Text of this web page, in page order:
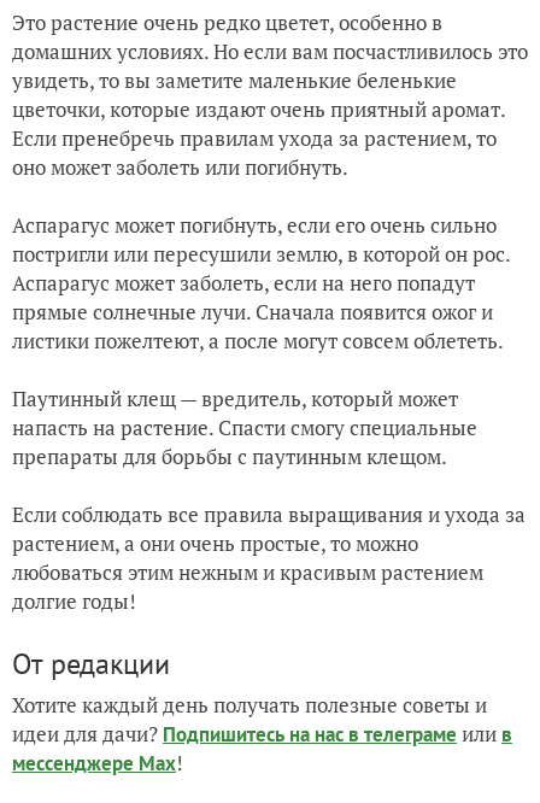
Это растение очень редко цветет, особенно в
домашних условиях. Но если вам посчастливилось это
увидеть, то вы заметите маленькие беленькие
цветочки, которые издают очень приятный аромат.
Если пренебречь правилам ухода за растением, то
оно может заболеть или погибнуть.
Аспарагус может погибнуть, если его очень сильно
постригли или пересушили землю, в которой он рос.
Аспарагус может заболеть, если на него попадут
прямые солнечные лучи. Сначала появится ожог и
листики пожелтеют, а после могут совсем облететь.
Паутинный клещ — вредитель, который может
напасть на растение. Спасти смогу специальные
препараты для борьбы с паутинным клещом.
Если соблюдать все правила выращивания и ухода за
растением, а они очень простые, то можно
любоваться этим нежным и красивым растением
долгие годы!
От редакции
Хотите каждый день получать полезные советы и
идеи для дачи? Подпишитесь на нас в телеграме или в
мессенджере Max!